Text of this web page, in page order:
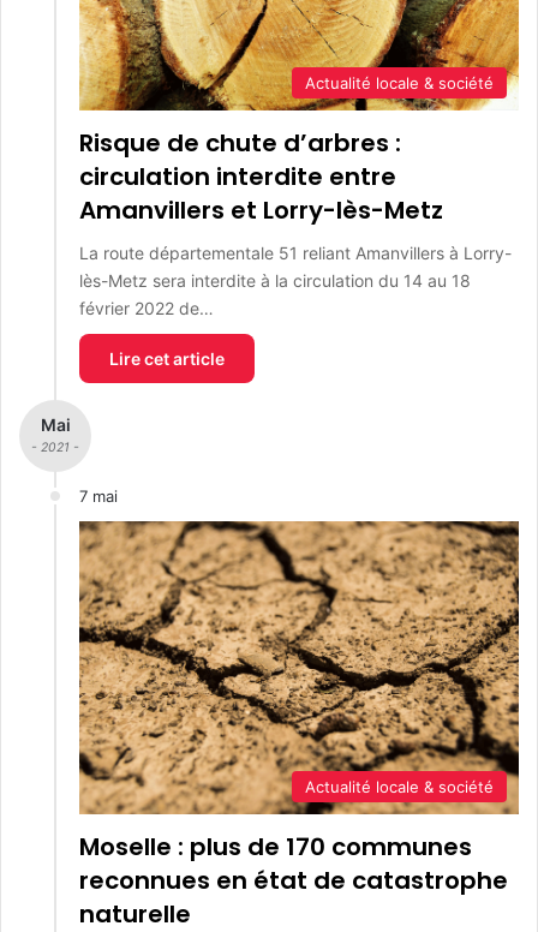
Actualité locale & société
Risque de chute d’arbres :
circulation interdite entre
Amanvillers et Lorry-lès-Metz
La route départementale 51 reliant Amanvillers à Lorry-
lès-Metz sera interdite à la circulation du 14 au 18
février 2022 de…
Lire cet article
Mai
- 2021 -
7 mai
Actualité locale & société
Moselle : plus de 170 communes
reconnues en état de catastrophe
naturelle